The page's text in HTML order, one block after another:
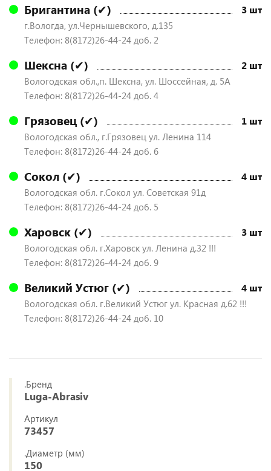
Бригантина (✔) 3 шт
г.Вологда, ул.Чернышевского, д.135
Телефон: 8(8172)26-44-24 доб. 2
Шексна (✔) 2 шт
Вологодская обл.,п. Шексна, ул. Шоссейная, д. 5А
Телефон: 8(8172)26-44-24 доб. 4
Грязовец (✔) 1 шт
Вологодская обл., г.Грязовец ул. Ленина 114
Телефон: 8(8172)26-44-24 доб. 6
Сокол (✔) 4 шт
Вологодская обл. г.Сокол ул. Советская 91д
Телефон: 8(8172)26-44-24 доб. 5
Харовск (✔) 3 шт
Вологодская обл. г.Харовск ул. Ленина д.32 !!!
Телефон: 8(8172)26-44-24 доб. 9
Великий Устюг (✔) 4 шт
Вологодская обл. г.Великий Устюг ул. Красная д.62 !!!
Телефон: 8(8172)26-44-24 доб. 10
.Бренд
Luga-Abrasiv
Артикул
73457
.Диаметр (мм)
150